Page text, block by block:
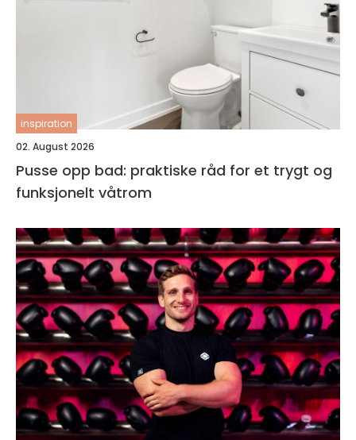
inspiration
02. August 2026
Pusse opp bad: praktiske råd for et trygt og
funksjonelt våtrom